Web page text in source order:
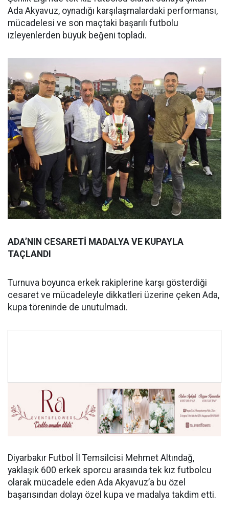
Ada Akyavuz, oynadığı karşılaşmalardaki performansı,
mücadelesi ve son maçtaki başarılı futbolu
izleyenlerden büyük beğeni topladı.
ADA’NIN CESARETİ MADALYA VE KUPAYLA
TAÇLANDI
Turnuva boyunca erkek rakiplerine karşı gösterdiği
cesaret ve mücadeleyle dikkatleri üzerine çeken Ada,
kupa töreninde de unutulmadı.
Diyarbakır Futbol İl Temsilcisi Mehmet Altındağ,
yaklaşık 600 erkek sporcu arasında tek kız futbolcu
olarak mücadele eden Ada Akyavuz’a bu özel
başarısından dolayı özel kupa ve madalya takdim etti.